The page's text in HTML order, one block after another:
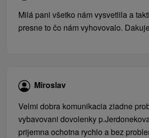
Milá pani všetko nám vysvetlila a
presne to čo nám vyhovovalo.
Miroslav
Velmi dobra komunikacia ziadne
vybavovani dovolenky
prijemna ochotna rychlo a bez